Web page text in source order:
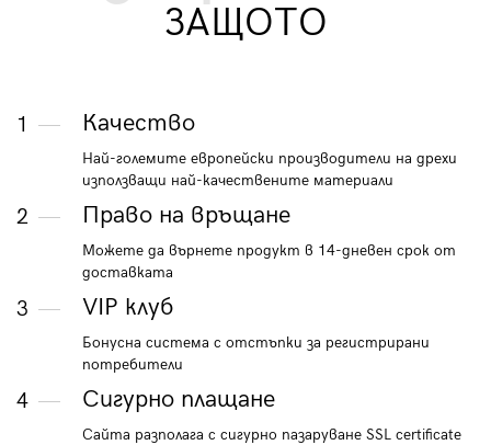
ЗАЩОТО
1 Качество
Най-големите европейски производители на дрехи
използващи най-качествените материали
2 Право на връщане
Можете да върнете продукт в 14-дневен срок от
доставката
3 VIP клуб
Бонусна система с отстъпки за регистрирани
потребители
4 Сигурно плащане
Сайта разполага с сигурно пазаруване SSL certificate